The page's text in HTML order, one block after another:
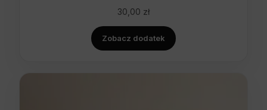
30,00 zł
Zobacz dodatek